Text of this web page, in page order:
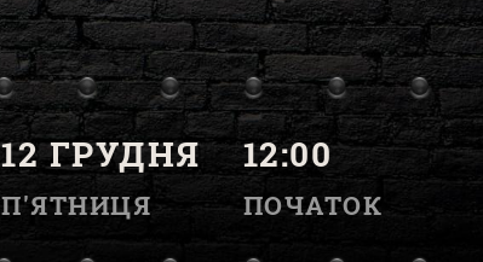
12 ГРУДНЯ
П'ЯТНИЦЯ
12:00
ПОЧАТОК